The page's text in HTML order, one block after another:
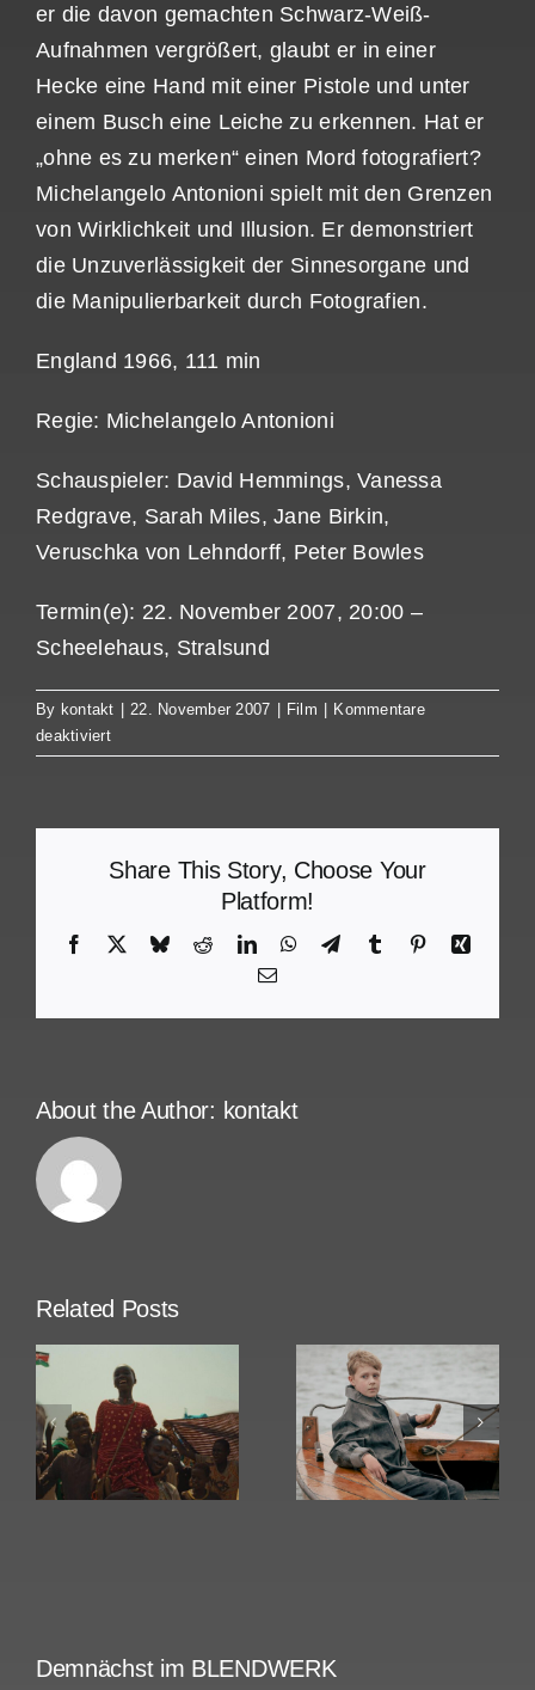
er die davon gemachten Schwarz-Weiß-
Aufnahmen vergrößert, glaubt er in einer
Hecke eine Hand mit einer Pistole und unter
einem Busch eine Leiche zu erkennen. Hat er
„ohne es zu merken“ einen Mord fotografiert?
Michelangelo Antonioni spielt mit den Grenzen
von Wirklichkeit und Illusion. Er demonstriert
die Unzuverlässigkeit der Sinnesorgane und
die Manipulierbarkeit durch Fotografien.
England 1966, 111 min
Regie: Michelangelo Antonioni
Schauspieler: David Hemmings, Vanessa
Redgrave, Sarah Miles, Jane Birkin,
Veruschka von Lehndorff, Peter Bowles
Termin(e): 22. November 2007, 20:00 –
Scheelehaus, Stralsund
By kontakt | 22. November 2007 | Film | Kommentare
deaktiviertfür
Blow
Share This Story, Choose Your
Platform!
Facebook BlueskyRedditLinkedInWhatsApp
TelegramTumblr PinterestXing
Email
About the Author: kontakt
Related Posts
Amrum Rose
Demnächst im BLENDWERK